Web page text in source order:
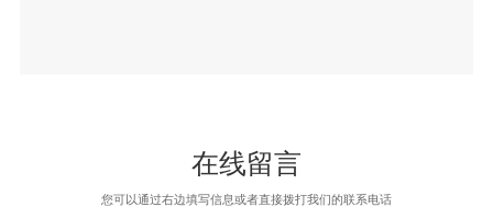
在线留言
您可以通过右边填写信息或者直接拨打我们的联系电话